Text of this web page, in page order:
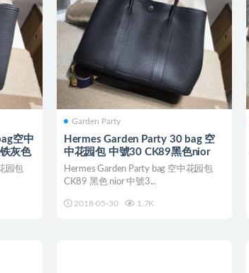
空中
灰色
园包
Garden Party
Hermes Garden Party 30 bag 空
中花园包 中號30 CK89黑色nior
Hermes Garden Party bag 空中花园包
CK89 黑色 nior 中號3...
2018-05-30 1.7K